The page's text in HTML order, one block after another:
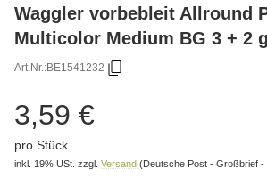
Waggler vorbebleit Allround
Multicolor Medium BG 3 + 2 g
Art.Nr.:BE1541232
3,59 €
pro Stück
inkl. 19% USt. zzgl. Versand (Deutsche Post - Großbrief -